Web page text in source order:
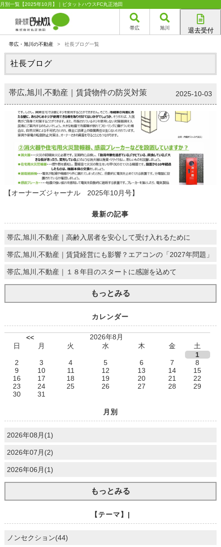
月別一覧【2025年10月】｜ピタットハウスFC丸正池田
帯広 旭川 退去受付
帯広・旭川の不動産 > 社長ブログ一覧
社長ブログ
帯広,旭川,不動産｜賃貸物件の防災対策 2025-10-03
【オーナーズジャーナル 2025年10月号】
最新の記事
帯広,旭川,不動産｜高齢入居者を安心して受け入れるために
帯広,旭川,不動産｜賃貸経営にも影響？エアコンの「2027年問題」
帯広,旭川,不動産｜１８年目のスタートに感謝を込めて
もっとみる
カレンダー
<<
2026年8月
日
月 火 水 木 金
土
1
2
3 4 5 6 7
8
9
10 11 12 13 14
15
16
17 18 19 20 21
22
23
24 25 26 27 28
29
30
31
月別
2026年08月(1)
2026年07月(2)
2026年06月(1)
もっとみる
【テーマ】|
ノンセクション(44)